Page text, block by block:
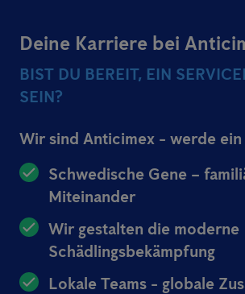
Deine Karriere bei
BIST DU BEREIT, EIN
SEIN?
Wir sind Anticimex - werde ein
Schwedische Gene –
Miteinander
Wir gestalten die moderne
Schädlingsbekämpfung
Lokale Teams - globale